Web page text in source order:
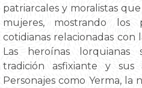
patriarcales y moralistas
mujeres, mostrando los
cotidianas relacionadas con
Las heroínas
tradición asfixiante y sus
Personajes como Yerma, la